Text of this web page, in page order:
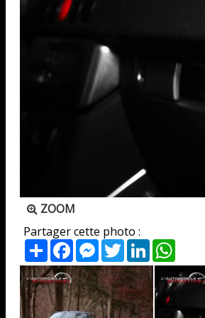
ZOOM
Partager cette photo :
PartagerFacebookMessenger
TwitterLinkedIn